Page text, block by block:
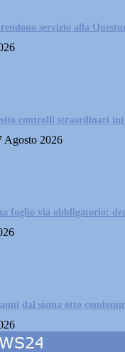
servizio alla
controlli straordinari
Agosto 2026
foglio via obbligatorio:
dal sisma otto